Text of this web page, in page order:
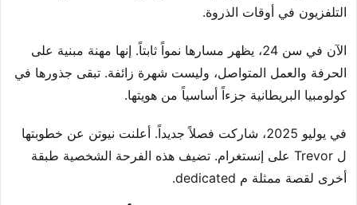
التلفزيون في أوقات الذروة.
الآن في سن 24، يظهر مسارها نمواً ثابتاً. إنها مهنة مبنية على
الحرفة والعمل المتواصل، وليست شهرة زائفة. تبقى جذورها في
كولومبيا البريطانية جزءاً أساسياً من هويتها.
في يوليو 2025، شاركت فصلاً جديداً. أعلنت نيوتن عن خطوبتها
ل Trevor على إنستغرام. تضيف هذه الفرحة الشخصية طبقة
أخرى لقصة ممثلة م dedicated.